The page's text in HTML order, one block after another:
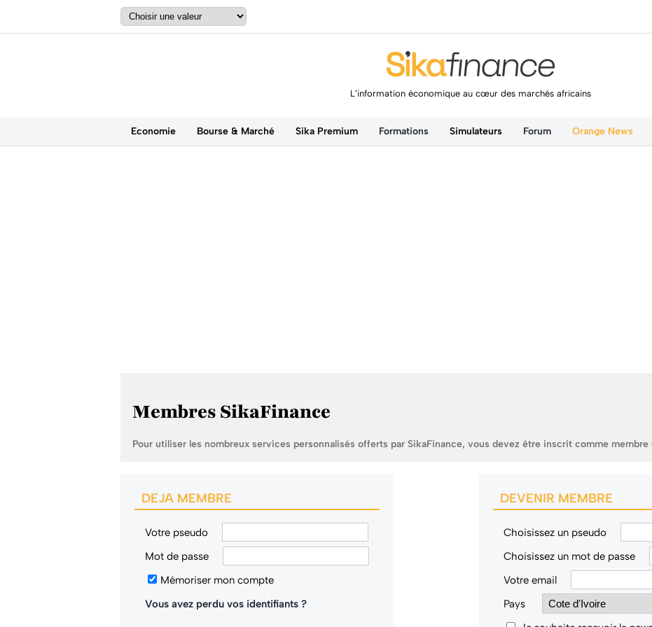
L’information économique au cœur des marchés africains
Economie Bourse & Marché Sika Premium Formations Simulateurs Forum Orange News
Membres SikaFinance
Pour utiliser les nombreux services personnalisés offerts par SikaFinance, vous devez être inscrit comme
DEJA MEMBRE
Votre pseudo
Mot de passe
Mémoriser mon compte
Vous avez perdu vos identifiants ?
DEVENIR MEMBRE
Choisissez un pseudo
Choisissez un mot de passe
Votre email
Pays